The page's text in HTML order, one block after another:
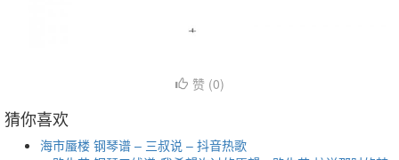
赞 (0)
猜你喜欢
海市蜃楼 钢琴谱 – 三叔说 – 抖音热歌